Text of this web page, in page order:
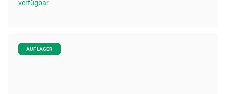
verfügbar
AUF LAGER